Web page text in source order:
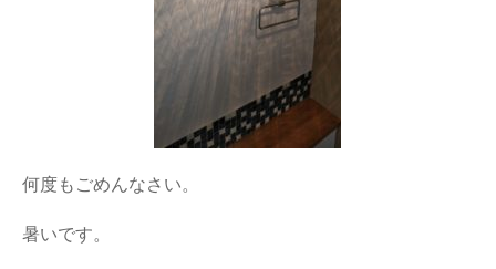
何度もごめんなさい。
暑いです。